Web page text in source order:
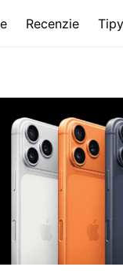
Recenzie